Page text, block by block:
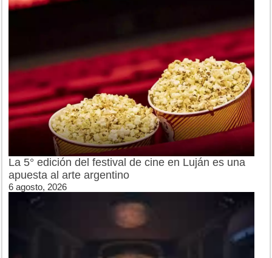
La 5° edición del festival de cine en Luján es una
apuesta al arte argentino
6 agosto, 2026